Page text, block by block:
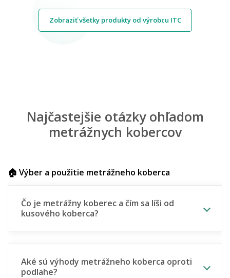
Zobraziť všetky produkty od výrobcu ITC
Najčastejšie otázky ohľadom
metrážnych kobercov
🏠 Výber a použitie metrážneho koberca
Čo je metrážny koberec a čím sa líši od
kusového koberca?
Aké sú výhody metrážneho koberca oproti
podlahe?